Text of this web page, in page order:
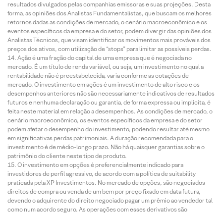
resultados divulgados pelas companhias emissoras e suas projeções. Desta
forma, as opiniões dos Analistas Fundamentalistas, que buscam os melhores
retornos dadas as condições de mercado, o cenário macroeconômico e os
eventos específicos da empresa e do setor, podem divergir das opiniões dos
Analistas Técnicos, que visam identificar os movimentos mais prováveis dos
preços dos ativos, com utilização de “stops” para limitar as possíveis perdas.
Ação é uma fração do capital de uma empresa que é negociada no
mercado. É um título de renda variável, ou seja, um investimento no qual a
rentabilidade não é preestabelecida, varia conforme as cotações de
mercado. O investimento em ações é um investimento de alto risco e os
desempenhos anteriores não são necessariamente indicativos de resultados
futuros e nenhuma declaração ou garantia, de forma expressa ou implícita, é
feita neste material em relação a desempenhos. As condições de mercado, o
cenário macroeconômico, os eventos específicos da empresa e do setor
podem afetar o desempenho do investimento, podendo resultar até mesmo
em significativas perdas patrimoniais. A duração recomendada para o
investimento é de médio-longo prazo. Não há quaisquer garantias sobre o
patrimônio do cliente neste tipo de produto.
O investimento em opções é preferencialmente indicado para
investidores de perfil agressivo, de acordo com a política de suitability
praticada pela XP Investimentos. No mercado de opções, são negociados
direitos de compra ou venda de um bem por preço fixado em data futura,
devendo o adquirente do direito negociado pagar um prêmio ao vendedor tal
como num acordo seguro. As operações com esses derivativos são